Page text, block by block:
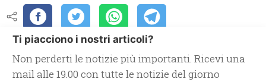
Ti piacciono i nostri articoli?
Non perderti le notizie più importanti. Ricevi una
mail alle 19.00 con tutte le notizie del giorno